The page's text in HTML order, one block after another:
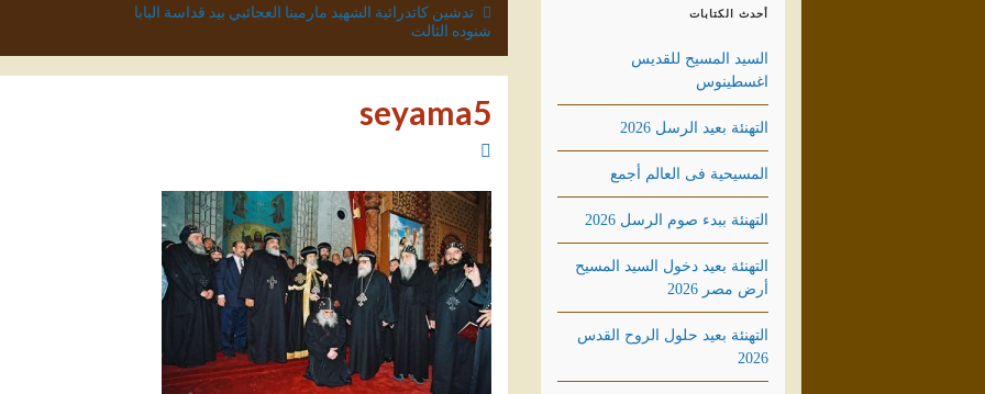
تدشين كاتدرائية الشهيد مارمينا العجائبي بيد قداسة البابا
شنوده الثالث
seyama5
أحدث الكتابات
السيد المسيح للقديس
اغسطينوس
التهنئة بعيد الرسل 2026
المسيحية فى العالم أجمع
التهنئة ببدء صوم الرسل 2026
التهنئة بعيد دخول السيد المسيح
أرض مصر 2026
التهنئة بعيد حلول الروح القدس
2026